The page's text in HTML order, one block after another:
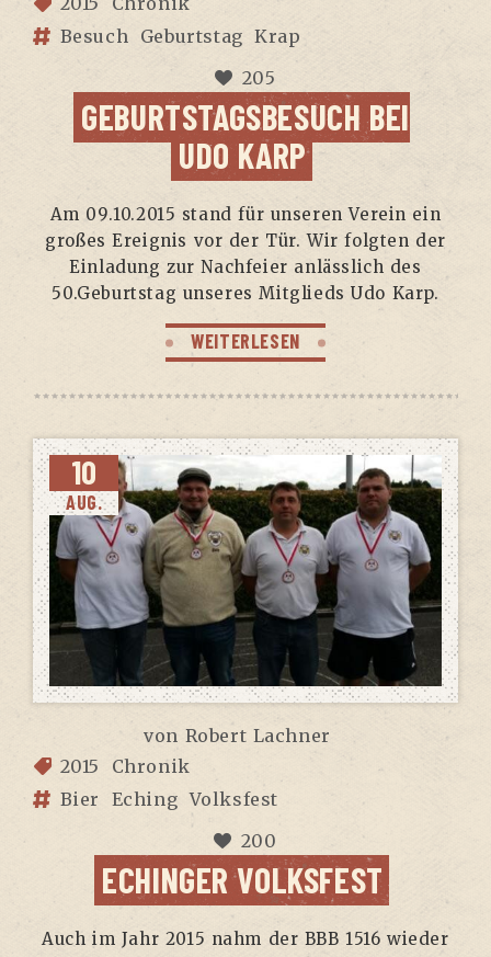
Besuch Geburtstag Krap
205
GEBURTSTAGSBESUCH BEI
UDO KARP
Am 09.10.2015 stand für unse­ren Ver­ein ein
gro­ßes Ereig­nis vor der Tür. Wir folg­ten der
Ein­la­dung zur Nach­fei­er anläss­lich des
50.Geburtstag unse­res Mit­glieds Udo Karp.
WEITERLESEN
10
AUG.
von Robert Lachner
2015
Chronik
Bier
Eching Volksfest
200
ECHINGER VOLKSFEST
Auch im Jahr 2015 nahm der BBB 1516 wie­der